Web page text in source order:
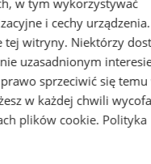
i cechy
tej witryny. Niektórzy
uzasadnionym
sprzeciwić się temu
w każdej chwili
plików cookie. Polityka